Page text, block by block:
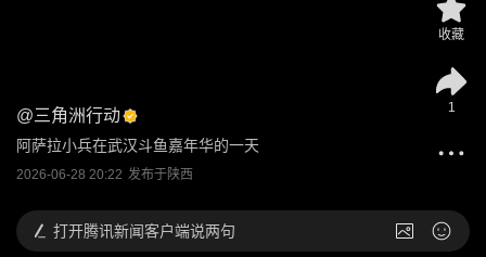
@三角洲行动
阿萨拉小兵在武汉斗鱼嘉年华的一天
2026-06-28 20:22 发布于陕西
收藏
1
打开腾讯新闻客户端说两句